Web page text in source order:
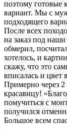
поэтому готовые
вариант. Мы с
подходящего
После всех
на заказ под
обмерил,
хотелось, и
скажу, что это
вписалась и цвет
Примерно через
красавицу!
помучиться с
получился
Большое всем